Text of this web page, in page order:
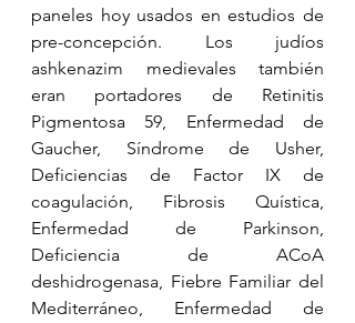
paneles hoy usados en estudios de
pre-concepción. Los judíos
ashkenazim medievales también
eran portadores de Retinitis
Pigmentosa 59, Enfermedad de
Gaucher, Síndrome de Usher,
Deficiencias de Factor IX de
coagulación, Fibrosis Quística,
Enfermedad de Parkinson,
Deficiencia de ACoA
deshidrogenasa, Fiebre Familiar del
Mediterráneo, Enfermedad de